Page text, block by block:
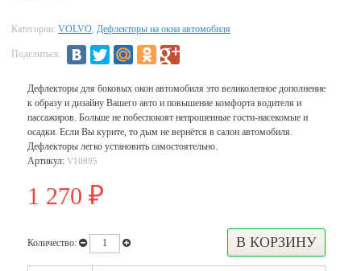
Категории: VOLVO, Дефлекторы на окна автомобиля
Поделиться:
Дефлекторы для боковых окон автомобиля это великолепное дополнение
к образу и дизайну Вашего авто и повышение комфорта водителя и
пассажиров. Больше не побеспокоят непрошенные гости-насекомые и
осадки. Если Вы курите, то дым не вернётся в салон автомобиля.
Дефлекторы легко установить самостоятельно.
Артикул: V10895
1 270 ₽
Количество: